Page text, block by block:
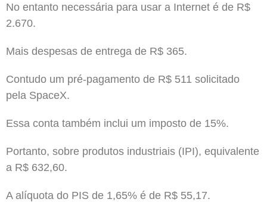
No entanto necessária para usar a Internet é de R$
2.670.
Mais despesas de entrega de R$ 365.
Contudo um pré-pagamento de R$ 511 solicitado
pela SpaceX.
Essa conta também inclui um imposto de 15%.
Portanto, sobre produtos industriais (IPI), equivalente
a R$ 632,60.
A alíquota do PIS de 1,65% é de R$ 55,17.